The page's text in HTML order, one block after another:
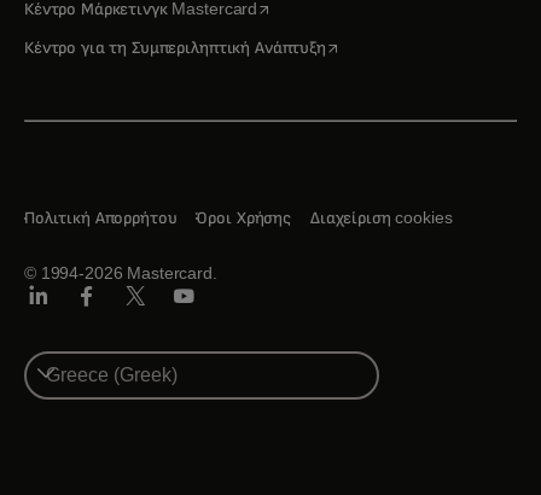
Κέντρο Μάρκετινγκ Mastercardopens in a new tab
Κέντρο για τη Συμπεριληπτική Ανάπτυξηopens in a new tab
© 1994-2026 Mastercard.
Πολιτική Απορρήτου Όροι Χρήσης Διαχείριση cookies
Select
a
country